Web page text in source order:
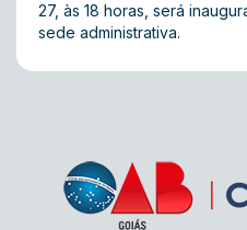
27, às 18 horas, será
sede administrativa.